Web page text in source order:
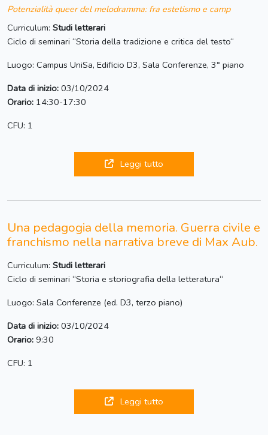
Potenzialità queer del melodramma: fra estetismo e camp
Curriculum: Studi letterari
Ciclo di seminari “Storia della tradizione e critica del testo“
Luogo: Campus UniSa, Edificio D3, Sala Conferenze, 3° piano
Data di inizio: 03/10/2024
Orario: 14:30-17:30
CFU: 1
Leggi tutto
Una pedagogia della memoria. Guerra civile e
franchismo nella narrativa breve di Max Aub.
Curriculum: Studi letterari
Ciclo di seminari “Storia e storiografia della letteratura“
Luogo: Sala Conferenze (ed. D3, terzo piano)
Data di inizio: 03/10/2024
Orario: 9:30
CFU: 1
Leggi tutto